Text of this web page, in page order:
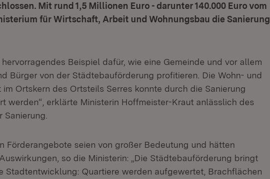
Mit rund 1,5 Millionen Euro - darunter 140.000 Euro vom
für Wirtschaft, Arbeit und Wohnungsbau die Sanierung
hervorragendes Beispiel dafür, wie eine Gemeinde und vor allem
Bürger von der Städtebauförderung profitieren. Die Wohn- und
Ortskern des Ortsteils Serres konnte durch die Sanierung
werden“, erklärte Ministerin Hoffmeister-Kraut anlässlich des
Förderangebote seien von großer Bedeutung und hätten
so die Ministerin: „Die Städtebauförderung bringt
Stadtentwicklung: Quartiere werden aufgewertet, Brachflächen